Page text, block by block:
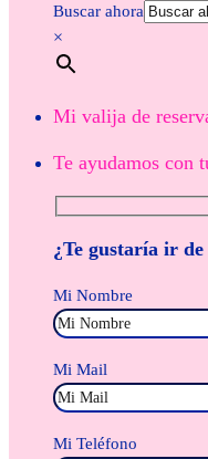
Buscar ahora
×
Mi valija de
Te ayudamos con
¿Te gustaría ir
Mi Nombre
Mi Mail
Mi Teléfono